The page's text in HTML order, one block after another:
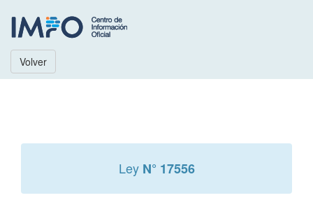
Volver
Ley N° 17556